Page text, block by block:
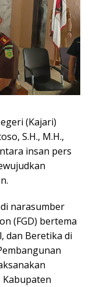
(Kajari)
S.H., M.H.,
insan pers
narasumber
(FGD) bertema
dan Beretika di
Kabupaten